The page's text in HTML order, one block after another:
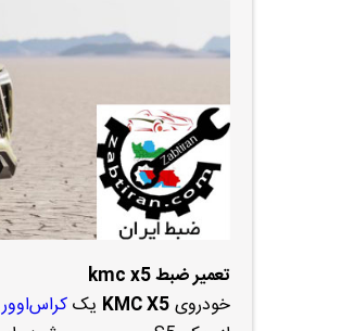
تعمیر ضبط kmc x5
خودرویKMC X5 یککراس‌اوور